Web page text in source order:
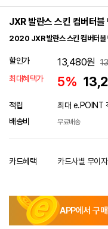
JXR 발란스 스킨 컴버터블
2020 JXR 발란스 스킨 컴버터블
할인가 13,480원
최대혜택가
5%
적립 최대 e.POINT
배송비
무료배송
카드혜택 카드사별 무이
APP에서 구